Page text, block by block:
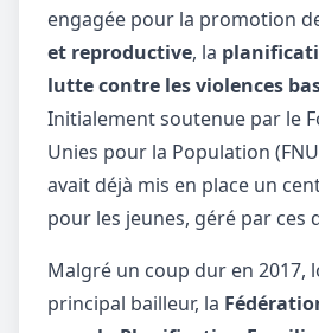
engagée pour la promotion
et reproductive, la
lutte contre les violences
Initialement soutenue par le
Unies pour la Population
avait déjà mis en place un
pour les jeunes, géré par ces
Malgré un coup dur en 2017,
principal bailleur, la